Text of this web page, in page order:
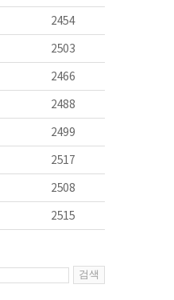
2454
2503
2466
2488
2499
2517
2508
2515